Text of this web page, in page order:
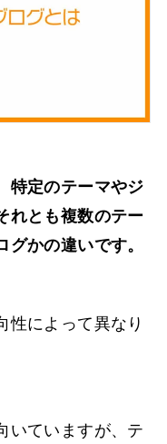
特定のテーマやジ
れとも複数のテー
かの違いです。
性によって異なり
いていますが、テ